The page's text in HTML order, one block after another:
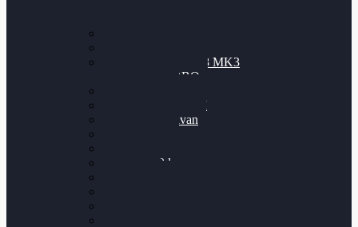
Nissan GT-R35 3.8 MK3
V6 TWINTURBO
VW Passat 2.0TDI
VW T6 Multivan
BMW 120d